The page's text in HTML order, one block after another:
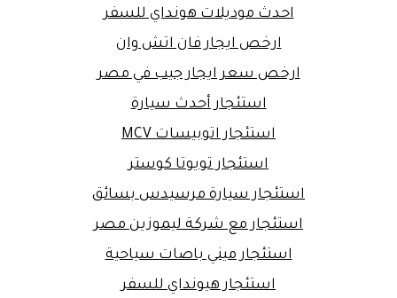
احدث موديلات هونداي للسفر
ارخص ايجار فان اتش وان
ارخص سعر ايجار جيب في مصر
استئجار أحدث سيارة
استئجار اتوبيسات MCV
استئجار تويوتا كوستر
استئجار سيارة مرسيدس بسائق
استئجار مع شركة ليموزين مصر
استئجار ميني باصات سياحية
استئجار هيونداي للسفر